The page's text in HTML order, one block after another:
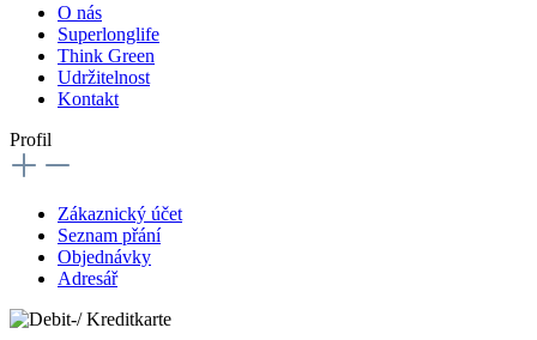
O nás
Superlonglife
Think Green
Udržitelnost
Kontakt
Profil
Zákaznický účet
Seznam přání
Objednávky
Adresář